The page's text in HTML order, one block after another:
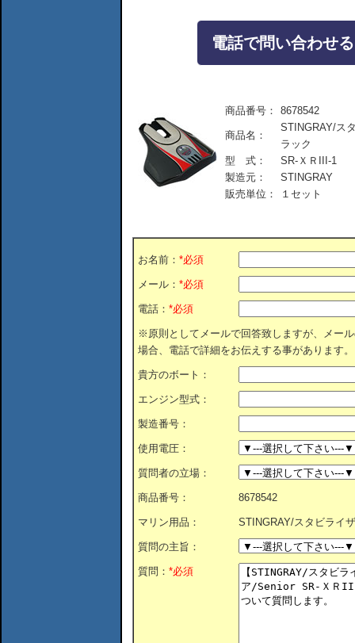
電話で問い合わせ
商品番号： 8678542
商品名：
STINGRAY/ス
ラック
型 式：
SR-ＸＲIII-1
製造元：
STINGRAY
販売単位：
１セット
お名前： *必須
メール： *必須
電話： *必須
※原則としてメールで回答致しますが、メー
場合、電話で詳細をお伝えする事があります。
貴方のボート：
エンジン型式：
製造番号：
使用電圧：
質問者の立場：
商品番号： 8678542
マリン用品： STINGRAY/スタビライ
質問の主旨：
質問： *必須